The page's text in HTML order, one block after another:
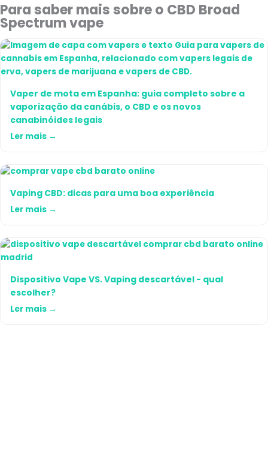
Para saber mais sobre o CBD Broad
Spectrum vape
Vaper de mota em Espanha: guia completo sobre a
vaporização da canábis, o CBD e os novos
canabinóides legais
Ler mais →
Vaping CBD: dicas para uma boa experiência
Ler mais →
Dispositivo Vape VS. Vaping descartável - qual
escolher?
Ler mais →